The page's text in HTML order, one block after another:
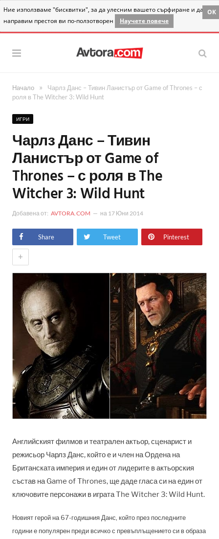
Ние използваме "бисквитки", за да улесним вашето сърфиране и да
направим престоя ви по-ползотворен
Научете повече
OK
Начало »
Чарлз Данс – Тивин Ланистър от Game of Thrones – с
роля в The Witcher 3: Wild Hunt
ИГРИ
Чарлз Данс – Тивин
Ланистър от Game of
Thrones – с роля в The
Witcher 3: Wild Hunt
Добавена от: AVTORA.COM на 17 Юни 2014
Share Tweet Pinterest
+
Английският филмов и театрален актьор, сценарист и
режисьор Чарлз Данс, който е и член на Ордена на
Британската империя и един от лидерите в актьорския
състав на Game of Thrones, ще даде гласа си на един от
ключовите персонажи в играта The Witcher 3: Wild Hunt.
Новият герой на 67-годишния Данс, който през последните
години е популярен преди всичко с превъплъщението си в образа